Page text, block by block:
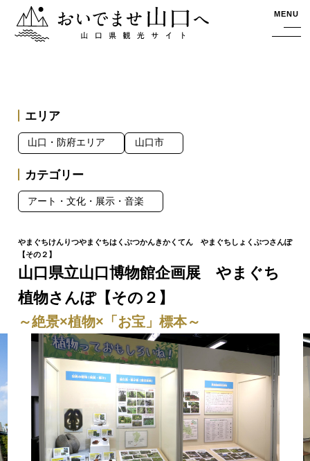
おいでませ山口へー山口県観光サイト MENU
山口県立山口博物館企画展 やまぐち
植物さんぽ【その２】
～絶景×植物×「お宝」標本～
エリア
山口・防府エリア 山口市
カテゴリー
アート・文化・展示・音楽